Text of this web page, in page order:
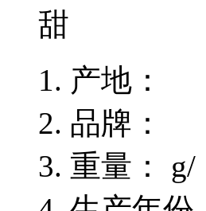
甜
产地：
品牌：
重量：
g/